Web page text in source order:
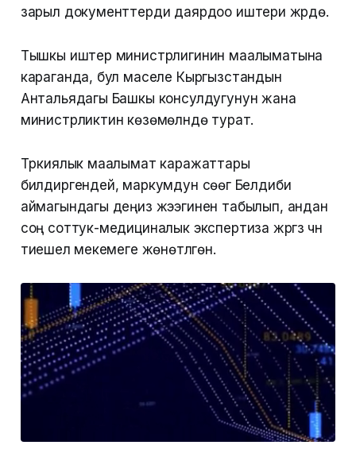
зарыл документтерди даярдоо иштери жүрүүдө.
Тышкы иштер министрлигинин маалыматына
караганда, бул маселе Кыргызстандын
Антальядагы Башкы консулдугунун жана
министрликтин көзөмөлүндө турат.
Түркиялык маалымат каражаттары
билдиргендей, маркумдун сөөгү Белдиби
аймагындагы деңиз жээгинен табылып, андан
соң соттук-медициналык экспертиза жүргүзүү үчүн
тиешелүү мекемеге жөнөтүлгөн.